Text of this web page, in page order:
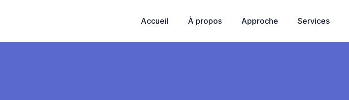
Accueil À propos Approche Services